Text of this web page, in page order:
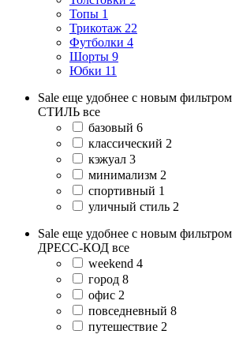
Топы 1
Трикотаж 22
Футболки 4
Шорты 9
Юбки 11
Sale еще удобнее с новым фильтром
СТИЛЬ все
базовый 6
классический 2
кэжуал 3
минимализм 2
спортивный 1
уличный стиль 2
Sale еще удобнее с новым фильтром
ДРЕСС-КОД все
weekend 4
город 8
офис 2
повседневный 8
путешествие 2